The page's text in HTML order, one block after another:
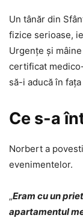
Un tânăr din
fizice serioase,
Urgențe și
certificat
să-i aducă în
Ce s-a
Norbert a
evenimentelor.
„Eram cu un
apartamentul